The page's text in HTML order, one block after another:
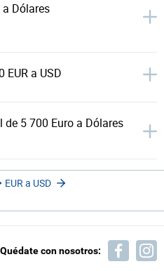
Dólares
EUR a USD
5 700 Euro a Dólares
EUR a USD
Quédate con nosotros: